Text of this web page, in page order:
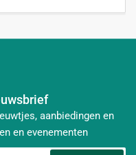
aanbiedingen en
en evenementen